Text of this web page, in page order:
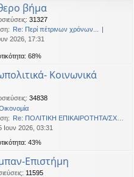
στο καθεστώς ΝΔ.
κόσμοι;
βήμα
: 31327
Re: Περί πέτρινων χρόνων...
2026, 17:31
68%
Κοινωνικά
: 34838
Re: ΠΟΛΙΤΙΚΗ ΕΠΙΚΑΙΡΟΤΗΤΑ/ΣΧΟ…
Ιουν 2026, 03:31
43%
Επιστήμη
: 11595